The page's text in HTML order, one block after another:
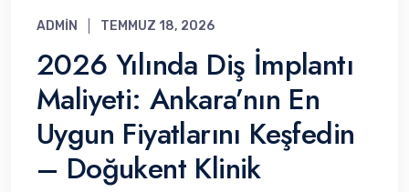
ADMIN TEMMUZ 18, 2026
2026 Yılında Diş İmplantı
Maliyeti: Ankara’nın En
Uygun Fiyatlarını Keşfedin
– Doğukent Klinik